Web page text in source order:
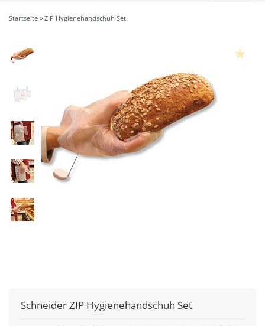
Startseite » ZIP Hygienehandschuh Set
SchneiderZIP Hygienehandschuh Set